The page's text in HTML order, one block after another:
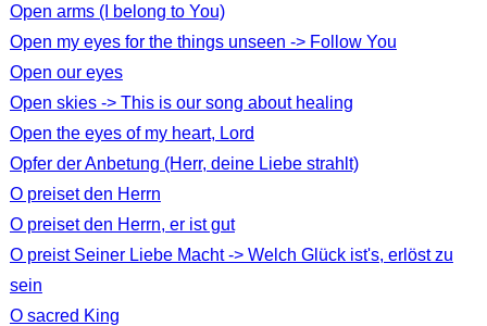
Open arms (I belong to You)
Open my eyes for the things unseen -> Follow You
Open our eyes
Open skies -> This is our song about healing
Open the eyes of my heart, Lord
Opfer der Anbetung (Herr, deine Liebe strahlt)
O preiset den Herrn
O preiset den Herrn, er ist gut
O preist Seiner Liebe Macht -> Welch Glück ist's, erlöst zu
sein
O sacred King